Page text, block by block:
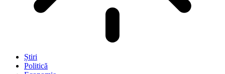
Știri
Politică